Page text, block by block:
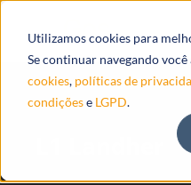
Utilizamos cookies para
Se continuar navegando você
cookies, políticas de
condiçõese LGPD.